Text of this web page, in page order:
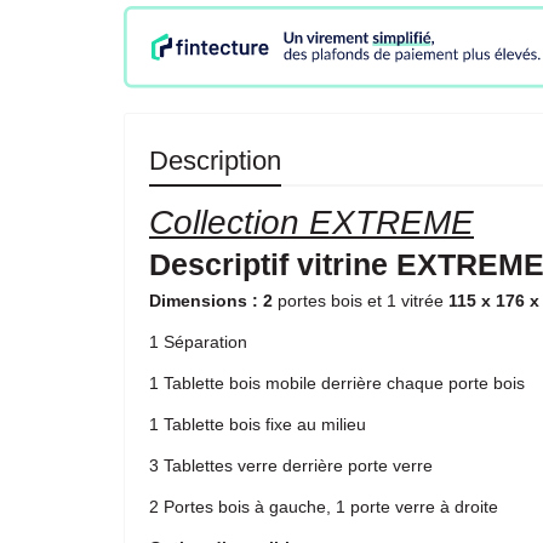
Description
Collection EXTREME
Descriptif vitrine
Dimensions : 2 portes bois et 1 vitrée 115 x 176 x
1 Séparation
1 Tablette bois mobile derrière chaque porte bois
1 Tablette bois fixe au milieu
3 Tablettes verre derrière porte verre
2 Portes bois à gauche, 1 porte verre à droite